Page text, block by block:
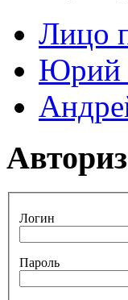
Лицо
Юрий
Логин
Пароль